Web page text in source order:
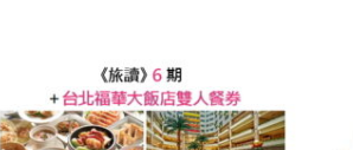
價
格：
NT$5,100。
前
價
格：
NT$1,880。